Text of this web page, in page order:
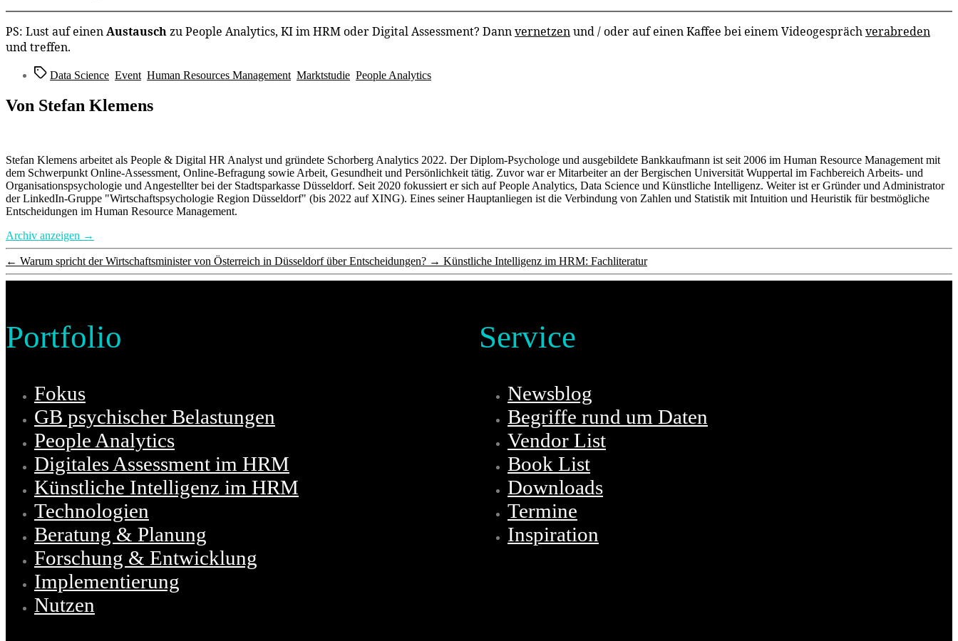
PS: Lust auf einenAustauschzu People Analytics, KI im HRM oder Digital Assessment? Dannvernetzenund / oder auf einen Kaffee bei einem Videogesprächverabreden
und treffen.
Schlagwörter
Data Science Event Human Resources Management Marktstudie People Analytics
Von Stefan Klemens
Stefan Klemens arbeitet als People & Digital HR Analyst und gründete Schorberg Analytics 2022. Der Diplom-Psychologe und ausgebildete Bankkaufmann ist seit 2006 im Human Resource Management mit
dem Schwerpunkt Online-Assessment, Online-Befragung sowie Arbeit, Gesundheit und Persönlichkeit tätig. Zuvor war er Mitarbeiter an der Bergischen Universität Wuppertal im Fachbereich Arbeits- und
Organisationspsychologie und Angestellter bei der Stadtsparkasse Düsseldorf. Seit 2020 fokussiert er sich auf People Analytics, Data Science und Künstliche Intelligenz. Weiter ist er Gründer und Administrator
der LinkedIn-Gruppe "Wirtschaftspsychologie Region Düsseldorf" (bis 2022 auf XING). Eines seiner Hauptanliegen ist die Verbindung von Zahlen und Statistik mit Intuition und Heuristik für bestmögliche
Entscheidungen im Human Resource Management.
Archiv anzeigen →
← Warum spricht der Wirtschaftsminister von Österreich in Düsseldorf über Entscheidungen? → Künstliche Intelligenz im HRM: Fachliteratur
Portfolio
Fokus
GB psychischer Belastungen
People Analytics
Digitales Assessment im HRM
Künstliche Intelligenz im HRM
Technologien
Beratung & Planung
Forschung & Entwicklung
Implementierung
Nutzen
Service
Newsblog
Begriffe rund um Daten
Vendor List
Book List
Downloads
Termine
Inspiration